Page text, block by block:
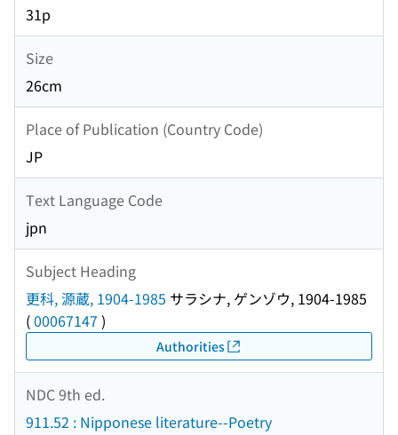
31p
Size
26cm
Place of Publication (Country Code)
JP
Text Language Code
jpn
Subject Heading
更科, 源蔵, 1904-1985 サラシナ, ゲンゾウ, 1904-1985
(00067147 )
Authorities
NDC 9th ed.
911.52 : Nipponese literature--Poetry